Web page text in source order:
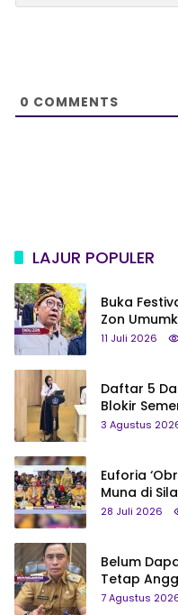
0 COMMENTS
LAJUR POPULER
Buka
Zon
Status Jadi
11 Juli 2026
Daftar 5
Blokir
3 Agustus
Euforia
Muna di
Saya
28 Juli 2026
Belum
Tetap
Megap-
7 Agustus